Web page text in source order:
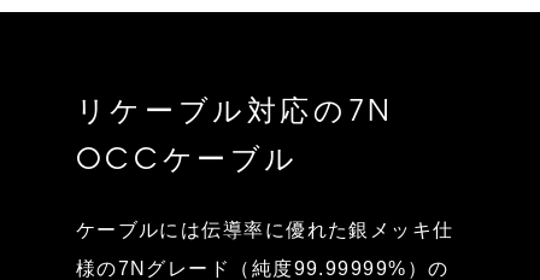
リケーブル対応の7N
OCCケーブル
ケーブルには伝導率に優れた銀メッキ仕
様の7Nグレード（純度99.99999%）の